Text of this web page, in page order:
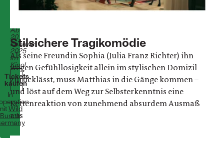
Österreich/Deutschland
2024
Ab
20.
Februar
2025
im
Kino!
Tickets
kaufen
In
Wild
Bunch
Stilsichere Tragikomödie
Als seine Freundin Sophia (Julia Franz Richter) ihn
wegen Gefühllosigkeit allein im stylischen Domizil
zurücklässt, muss Matthias in die Gänge kommen –
und löst auf dem Weg zur Selbsterkenntnis eine
Kettenreaktion von zunehmend absurdem Ausmaß
aus